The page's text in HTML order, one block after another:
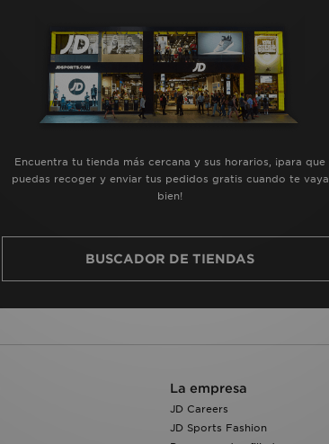
Encuentra tu tienda más cercana y sus horarios, ¡para que
puedas recoger y enviar tus pedidos gratis cuando te vaya
bien!
BUSCADOR DE TIENDAS
La empresa
JD Careers
JD Sports Fashion